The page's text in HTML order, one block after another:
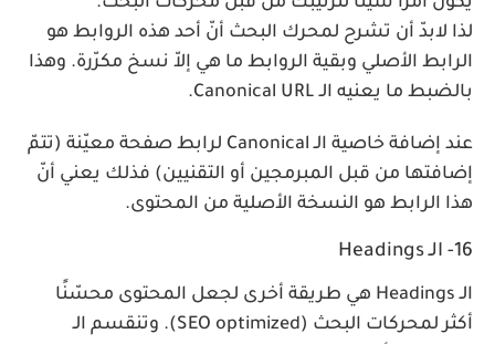
لذا لابدّ أن تشرح لمحرك البحث أنّ أحد هذه الروابط هو
الرابط الأصلي وبقية الروابط ما هي إلاّ نسخ مكرّرة. وهذا
بالضبط ما يعنيه الـ Canonical URL.
عند إضافة خاصية الـ Canonical لرابط صفحة معيّنة (تتمّ
إضافتها من قبل المبرمجين أو التقنيين) فذلك يعني أنّ
هذا الرابط هو النسخة الأصلية من المحتوى.
16- الـ Headings
الـ Headings هي طريقة أخرى لجعل المحتوى محسّنًا
أكثر لمحركات البحث (SEO optimized). وتنقسم الـ